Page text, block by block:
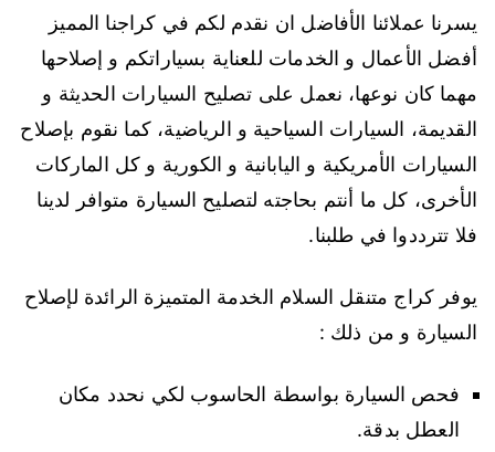
يسرنا عملائنا الأفاضل ان نقدم لكم في كراجنا المميز
أفضل الأعمال و الخدمات للعناية بسياراتكم و إصلاحها
مهما كان نوعها، نعمل على تصليح السيارات الحديثة و
القديمة، السيارات السياحية و الرياضية، كما نقوم بإصلاح
السيارات الأمريكية و اليابانية و الكورية و كل الماركات
الأخرى، كل ما أنتم بحاجته لتصليح السيارة متوافر لدينا
فلا تترددوا في طلبنا.
يوفر كراج متنقل السلام الخدمة المتميزة الرائدة لإصلاح
السيارة و من ذلك :
فحص السيارة بواسطة الحاسوب لكي نحدد مكان
العطل بدقة.